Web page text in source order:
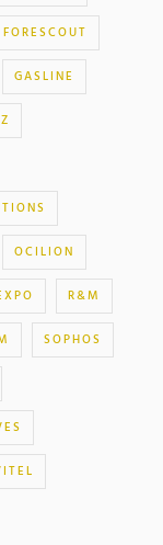
FORESCOUT
GASLINE
OCILION
R&M
SOPHOS